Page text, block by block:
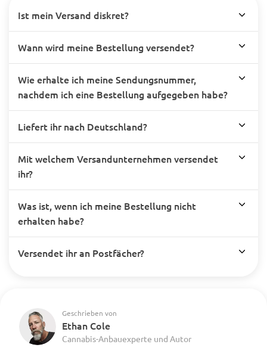
Ist mein Versand diskret?
Wann wird meine Bestellung versendet?
Wie erhalte ich meine Sendungsnummer,
nachdem ich eine Bestellung aufgegeben habe?
Liefert ihr nach Deutschland?
Mit welchem Versandunternehmen versendet
ihr?
Was ist, wenn ich meine Bestellung nicht
erhalten habe?
Versendet ihr an Postfächer?
Geschrieben von
Ethan Cole
Cannabis-Anbauexperte und Autor